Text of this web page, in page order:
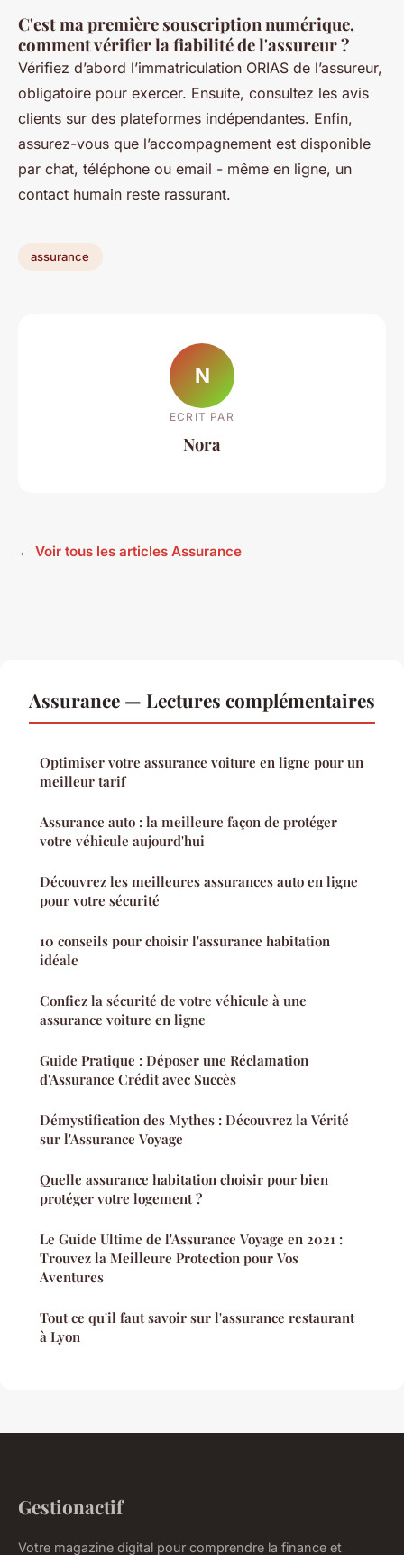
C'est ma première souscription numérique,
comment vérifier la fiabilité de l'assureur ?
Vérifiez d’abord l’immatriculation ORIAS de l’assureur,
obligatoire pour exercer. Ensuite, consultez les avis
clients sur des plateformes indépendantes. Enfin,
assurez-vous que l’accompagnement est disponible
par chat, téléphone ou email - même en ligne, un
contact humain reste rassurant.
assurance
N
ECRIT PAR
Nora
← Voir tous les articles Assurance
Assurance — Lectures complémentaires
Optimiser votre assurance voiture en ligne pour un
meilleur tarif
Assurance auto : la meilleure façon de protéger
votre véhicule aujourd'hui
Découvrez les meilleures assurances auto en ligne
pour votre sécurité
10 conseils pour choisir l'assurance habitation
idéale
Confiez la sécurité de votre véhicule à une
assurance voiture en ligne
Guide Pratique : Déposer une Réclamation
d'Assurance Crédit avec Succès
Démystification des Mythes : Découvrez la Vérité
sur l'Assurance Voyage
Quelle assurance habitation choisir pour bien
protéger votre logement ?
Le Guide Ultime de l'Assurance Voyage en 2021 :
Trouvez la Meilleure Protection pour Vos
Aventures
Tout ce qu'il faut savoir sur l'assurance restaurant
à Lyon
Gestionactif
Votre magazine digital pour comprendre la finance et